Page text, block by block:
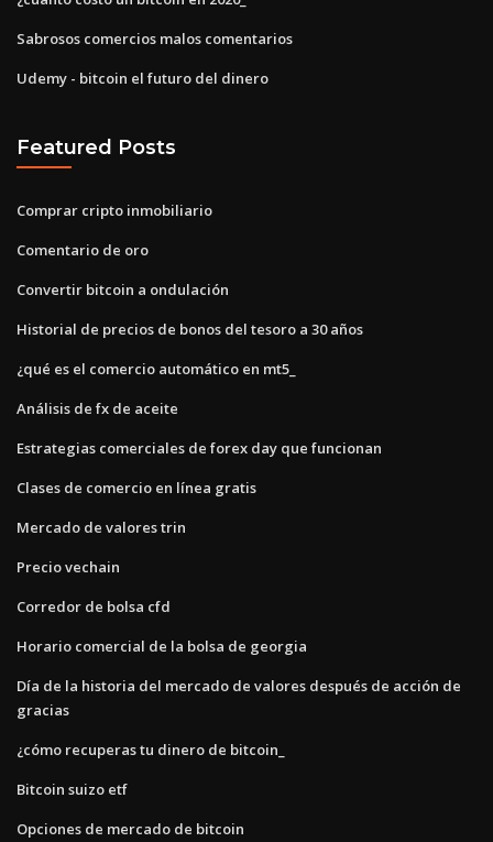
Sabrosos comercios malos comentarios
Udemy - bitcoin el futuro del dinero
Featured Posts
Comprar cripto inmobiliario
Comentario de oro
Convertir bitcoin a ondulación
Historial de precios de bonos del tesoro a 30 años
¿qué es el comercio automático en mt5_
Análisis de fx de aceite
Estrategias comerciales de forex day que funcionan
Clases de comercio en línea gratis
Mercado de valores trin
Precio vechain
Corredor de bolsa cfd
Horario comercial de la bolsa de georgia
Día de la historia del mercado de valores después de acción de
gracias
¿cómo recuperas tu dinero de bitcoin_
Bitcoin suizo etf
Opciones de mercado de bitcoin